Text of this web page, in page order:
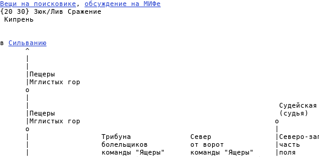
Вещи на поисковике , обсуждение на МИФе
{20 30} Зюк/Лив Сражение
Кипрень
в Сильванию